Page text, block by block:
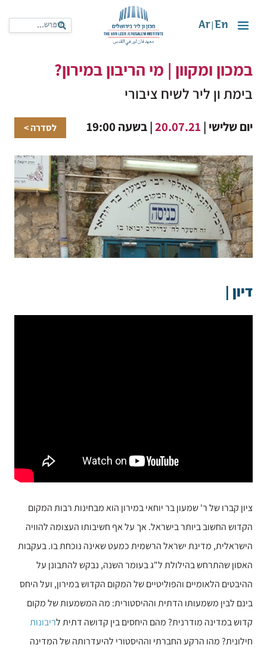
En
Ar
במכון ומקוון | מי הריבון במירון?
בימת ון ליר לשיח ציבורי
לסדרה > יום שלישי | 20.07.21| בשעה 19:00
דיון |
ציון קברו של ר' שמעון בר יוחאי במירון הוא מבחינות רבות המקום
הקדוש החשוב ביותר בישראל. אך על אף חשיבותו העצומה להוויה
הישראלית, מדינת ישראל הרשמית כמעט שאינה נוכחת בו. בעקבות
האסון שהתרחש בהילולת ל"ג בעומר השנה, נבקש להתבונן על
ההיבטים הלאומיים והפוליטיים של המקום הקדוש במירון, ועל היחס
בינם לבין משמעותו הדתית וההיסטורית: מה המשמעות של מקום
קדוש במדינה מודרנית? מהם היחסים בין קדושה דתית לריבונות
חילונית? מהו הרקע החברתי וההיסטורי להיעדרותה של המדינה